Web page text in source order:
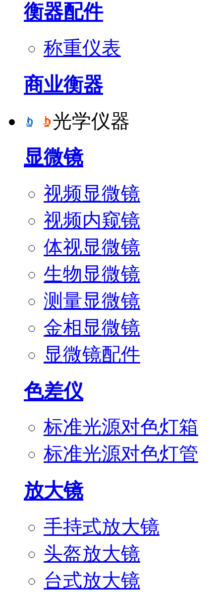
衡器配件
称重仪表
商业衡器
光学仪器
显微镜
视频显微镜
视频内窥镜
体视显微镜
生物显微镜
测量显微镜
金相显微镜
显微镜配件
色差仪
标准光源对色灯箱
标准光源对色灯管
放大镜
手持式放大镜
头盔放大镜
台式放大镜